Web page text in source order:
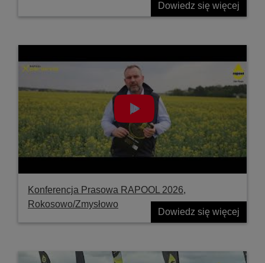
Dowiedz się więcej
Konferencja Prasowa RAPOOL 2026,
Rokosowo/Zmysłowo
Dowiedz się więcej